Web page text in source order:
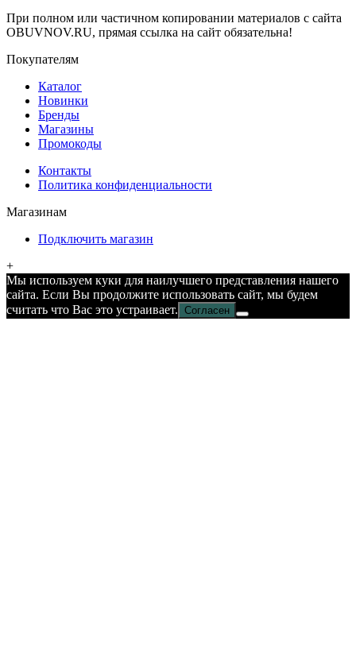
При полном или частичном копировании материалов с сайта
OBUVNOV.RU, прямая ссылка на сайт обязательна!
Покупателям
Каталог
Новинки
Бренды
Магазины
Промокоды
Контакты
Политика конфиденциальности
Магазинам
Подключить магазин
+
Мы используем куки для наилучшего представления нашего
сайта. Если Вы продолжите использовать сайт, мы будем
считать что Вас это устраивает. Согласен